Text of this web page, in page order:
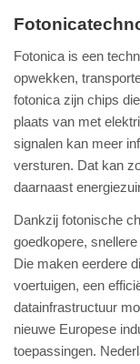
Fotonica is een
opwekken,
fotonica zijn chips
plaats van met
signalen kan meer
versturen. Dat kan
daarnaast
Dankzij fotonische
goedkopere,
Die maken eerdere
voertuigen, een
datainfrastructuur
nieuwe Europese
toepassingen.